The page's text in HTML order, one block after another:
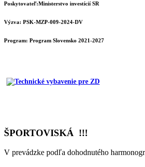
Poskytovateľ:Ministerstvo investícií SR
Výzva: PSK-MZP-009-2024-DV
Program: Program Slovensko 2021-2027
ŠPORTOVISKÁ !!!
V prevádzke podľa dohodnutého